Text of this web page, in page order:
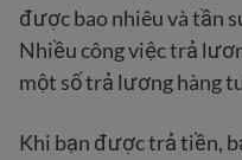
được bao nhiêu và tần
Nhiều công việc trả
một số trả lương hàng
Khi bạn được trả tiền,